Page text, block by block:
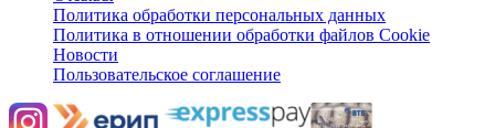
Политика обработки персональных данных
Политика в отношении обработки файлов Cookie
Новости
Пользовательское соглашение